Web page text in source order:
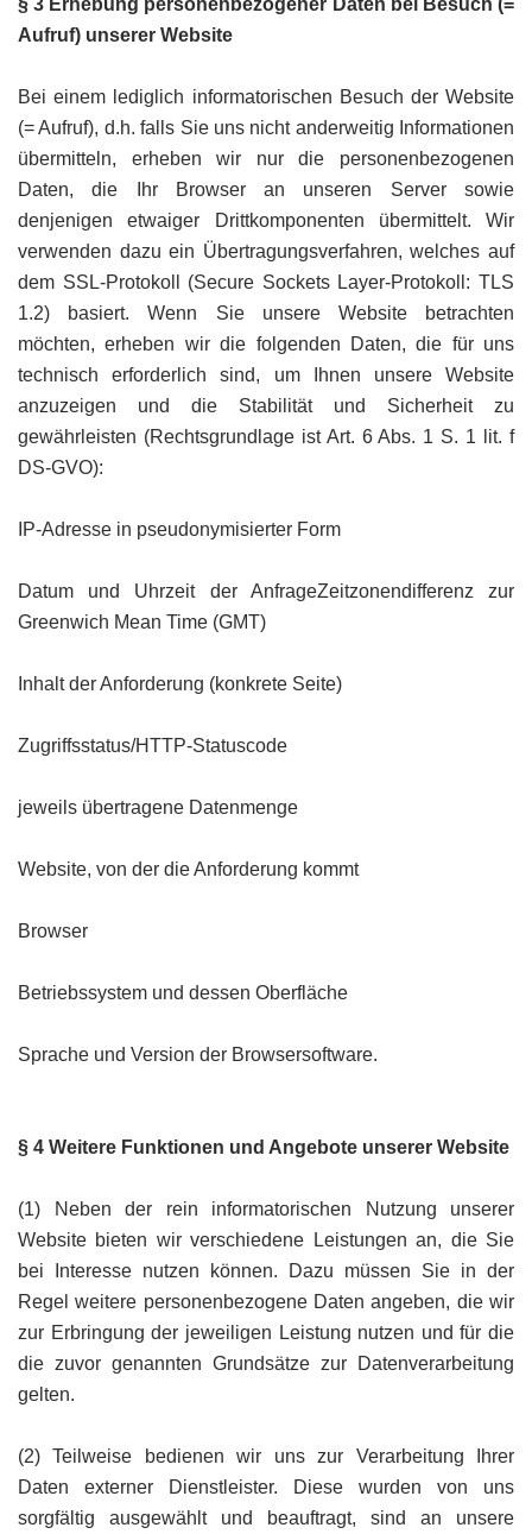
§ 3 Erhebung personenbezogener Daten bei Besuch (=
Aufruf) unserer Website
Bei einem lediglich informatorischen Besuch der Website
(= Aufruf), d.h. falls Sie uns nicht anderweitig Informationen
übermitteln, erheben wir nur die personenbezogenen
Daten, die Ihr Browser an unseren Server sowie
denjenigen etwaiger Drittkomponenten übermittelt. Wir
verwenden dazu ein Übertragungsverfahren, welches auf
dem SSL-Protokoll (Secure Sockets Layer-Protokoll: TLS
1.2) basiert. Wenn Sie unsere Website betrachten
möchten, erheben wir die folgenden Daten, die für uns
technisch erforderlich sind, um Ihnen unsere Website
anzuzeigen und die Stabilität und Sicherheit zu
gewährleisten (Rechtsgrundlage ist Art. 6 Abs. 1 S. 1 lit. f
DS-GVO):
IP-Adresse in pseudonymisierter Form
Datum und Uhrzeit der AnfrageZeitzonendifferenz zur
Greenwich Mean Time (GMT)
Inhalt der Anforderung (konkrete Seite)
Zugriffsstatus/HTTP-Statuscode
jeweils übertragene Datenmenge
Website, von der die Anforderung kommt
Browser
Betriebssystem und dessen Oberfläche
Sprache und Version der Browsersoftware.
§ 4 Weitere Funktionen und Angebote unserer Website
(1) Neben der rein informatorischen Nutzung unserer
Website bieten wir verschiedene Leistungen an, die Sie
bei Interesse nutzen können. Dazu müssen Sie in der
Regel weitere personenbezogene Daten angeben, die wir
zur Erbringung der jeweiligen Leistung nutzen und für die
die zuvor genannten Grundsätze zur Datenverarbeitung
gelten.
(2) Teilweise bedienen wir uns zur Verarbeitung Ihrer
Daten externer Dienstleister. Diese wurden von uns
sorgfältig ausgewählt und beauftragt, sind an unsere